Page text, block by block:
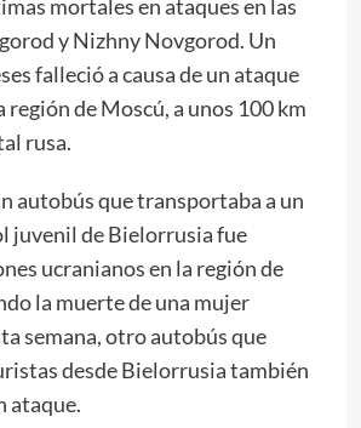
mortales en ataques en las
y Nizhny Novgorod. Un
falleció a causa de un ataque
región de Moscú, a unos 100 km
rusa.
autobús que transportaba a un
juvenil de Bielorrusia fue
ucranianos en la región de
la muerte de una mujer
semana, otro autobús que
desde Bielorrusia también
ataque.